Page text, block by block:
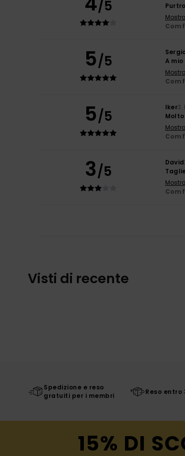
/5
5/5
A
5/5 Iker3.
3/5 David
Visti di recente
Spedizione e reso
gratuiti per i membri
Reso entro
15% DI